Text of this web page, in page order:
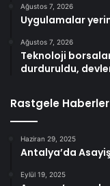
Ağustos 7, 2026
Uygulamalar
Ağustos 7, 2026
Teknoloji
durduruldu,
Rastgele Haberler
Haziran 29, 2025
Antalya’da
Eylül 19, 2025